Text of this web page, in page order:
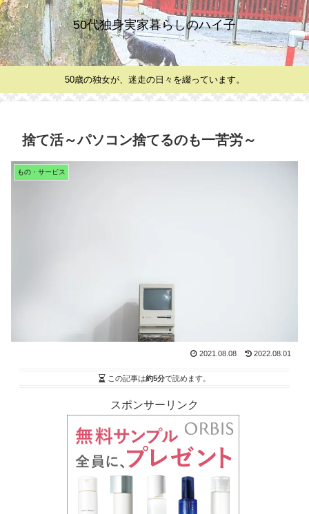
50代独身実家暮らしのハイ子
50歳の独女が、迷走の日々を綴っています。
捨て活～パソコン捨てるのも一苦労～
もの・サービス
2021.08.08 2022.08.01
この記事は約5分で読めます。
スポンサーリンク